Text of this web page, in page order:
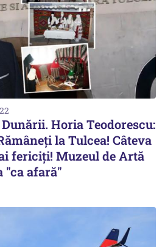
Horia Teodorescu:
la Tulcea! Câteva
fericiţi! Muzeul de Artă
"ca afară"